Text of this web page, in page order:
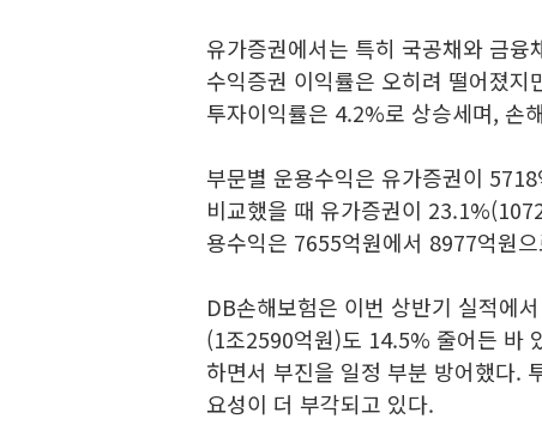
유가증권에서는 특히 국공채와 금
수익증권 이익률은 오히려 떨어졌
투자이익률은 4.2%로 상승세며, 손
부문별 운용수익은 유가증권이
비교했을 때 유가증권이
용수익은 7655억원에서 8977억원
DB손해보험은 이번 상반기 실적에
(1조2590억원)도 14.5% 줄어든 바
하면서 부진을 일정 부분 방어했다.
요성이 더 부각되고 있다.